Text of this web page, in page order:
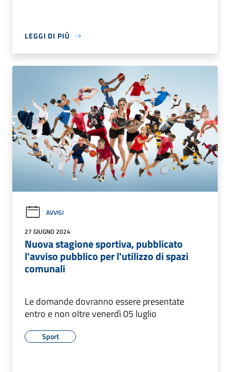
LEGGI DI PIÙ
AVVISI
27 GIUGNO 2024
Nuova stagione sportiva, pubblicato
l'avviso pubblico per l'utilizzo di spazi
comunali
Le domande dovranno essere presentate
entro e non oltre venerdì 05 luglio
Sport